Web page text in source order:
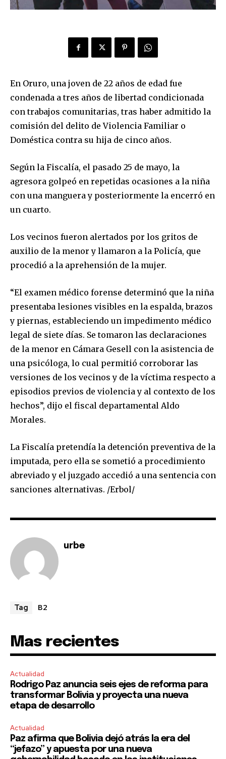
SUBSCRIBERS and be part of the
To subscribe, simply enter your email address on our website
or click the subscribe button below. Don't worry, we respect
your privacy and won't spam your inbox. Your information is
I've read and accept the
En Oruro, una joven de 22 años de edad fue
condenada a tres años de libertad condicionada
con trabajos comunitarias, tras haber admitido la
comisión del delito de Violencia Familiar o
Doméstica contra su hija de cinco años.
Según la Fiscalía, el pasado 25 de mayo, la
agresora golpeó en repetidas ocasiones a la niña
con una manguera y posteriormente la encerró en
un cuarto.
Los vecinos fueron alertados por los gritos de
auxilio de la menor y llamaron a la Policía, que
procedió a la aprehensión de la mujer.
“El examen médico forense determinó que la niña
presentaba lesiones visibles en la espalda, brazos
y piernas, estableciendo un impedimento médico
legal de siete días. Se tomaron las declaraciones
de la menor en Cámara Gesell con la asistencia de
una psicóloga, lo cual permitió corroborar las
versiones de los vecinos y de la víctima respecto a
episodios previos de violencia y al contexto de los
hechos”, dijo el fiscal departamental Aldo
Morales.
La Fiscalía pretendía la detención preventiva de la
imputada, pero ella se sometió a procedimiento
abreviado y el juzgado accedió a una sentencia con
sanciones alternativas. /Erbol/
urbe
Tag B2
Mas recientes
Actualidad
Rodrigo Paz anuncia seis ejes de reforma para
transformar Bolivia y proyecta una nueva
etapa de desarrollo
Actualidad
Paz afirma que Bolivia dejó atrás la era del
“jefazo” y apuesta por una nueva